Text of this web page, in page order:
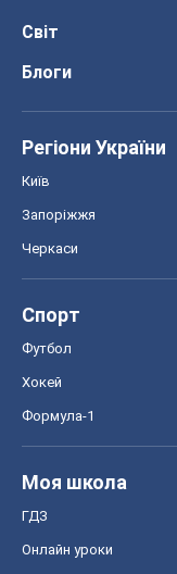
Світ
Блоги
Регіони України
Київ
Запоріжжя
Черкаси
Спорт
Футбол
Хокей
Формула-1
Моя школа
ГДЗ
Онлайн уроки